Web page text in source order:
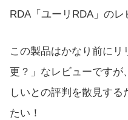
RDA「ユーリRDA」のレ
この製品はかなり前に
更？」なレビューですが
しいとの評判を散見す
たい！